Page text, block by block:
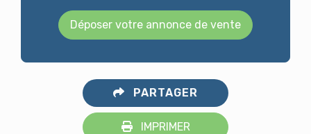
Déposer votre annonce de vente
PARTAGER
IMPRIMER